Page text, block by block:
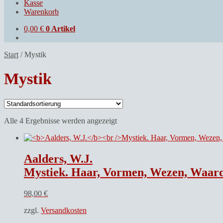
Kasse
Warenkorb
0,00 € 0 Artikel
Start /Mystik
Mystik
Alle 4 Ergebnisse werden angezeigt
Aalders, W.J.
Mystiek. Haar, Vormen, Wezen,
98,00 €
zzgl. Versandkosten